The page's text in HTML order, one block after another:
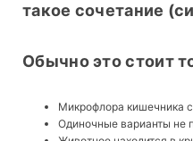
такое сочетание
Обычно это стоит
Микрофлора кишечника
Одиночные варианты не